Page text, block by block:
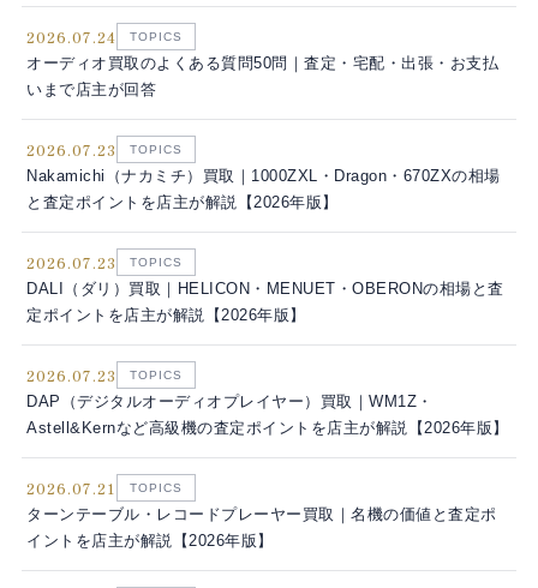
2026.07.24 TOPICS
オーディオ買取のよくある質問50問｜査定・宅配・出張・お支払
いまで店主が回答
2026.07.23 TOPICS
Nakamichi（ナカミチ）買取｜1000ZXL・Dragon・670ZXの相場
と査定ポイントを店主が解説【2026年版】
2026.07.23 TOPICS
DALI（ダリ）買取｜HELICON・MENUET・OBERONの相場と査
定ポイントを店主が解説【2026年版】
2026.07.23 TOPICS
DAP（デジタルオーディオプレイヤー）買取｜WM1Z・
Astell&Kernなど高級機の査定ポイントを店主が解説【2026年版】
2026.07.21 TOPICS
ターンテーブル・レコードプレーヤー買取｜名機の価値と査定ポ
イントを店主が解説【2026年版】